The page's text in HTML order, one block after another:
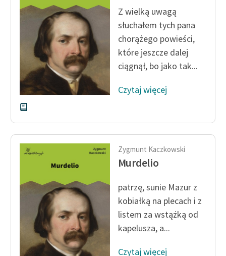
O projekcie
Zasady wykorzystania
Wolnych Lektur
Logotypy
Polityka prywatności
Regulamin biblioteki
Dane fundacji i
sprawozdania finansowe
Regulamin darowizn
Informacja o treściach
wrażliwych
Z wielką uwagą
słuchałem tych pana
chorążego powieści,
które jeszcze dalej
ciągnął, bo jako tak...
Czytaj więcej
Zygmunt Kaczkowski
Murdelio
patrzę, sunie Mazur z
kobiałką na plecach i z
listem za wstążką od
kapelusza, a...
Czytaj więcej